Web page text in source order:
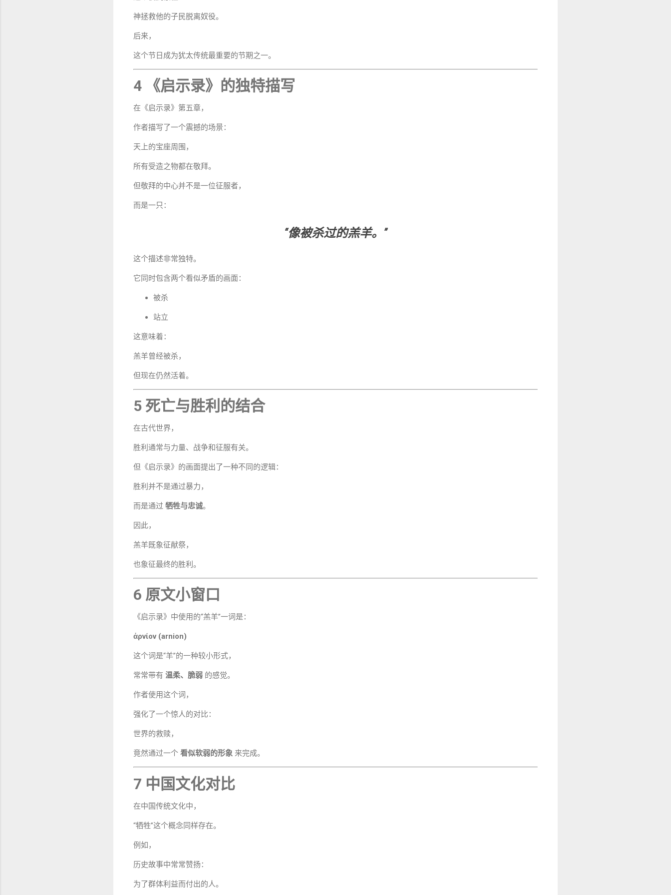
神拯救他的子民脱离奴役。
后来，
这个节日成为犹太传统最重要的节期之一。
4 《启示录》的独特描写
在《启示录》第五章，
作者描写了一个震撼的场景：
天上的宝座周围，
所有受造之物都在敬拜。
但敬拜的中心并不是一位征服者，
而是一只：
“像被杀过的羔羊。”
这个描述非常独特。
它同时包含两个看似矛盾的画面：
被杀
站立
这意味着：
羔羊曾经被杀，
但现在仍然活着。
5 死亡与胜利的结合
在古代世界，
胜利通常与力量、战争和征服有关。
但《启示录》的画面提出了一种不同的逻辑：
胜利并不是通过暴力，
而是通过 牺牲与忠诚。
因此，
羔羊既象征献祭，
也象征最终的胜利。
6 原文小窗口
《启示录》中使用的“羔羊”一词是：
ἀρνίον (arnion)
这个词是“羊”的一种较小形式，
常常带有 温柔、脆弱 的感觉。
作者使用这个词，
强化了一个惊人的对比：
世界的救赎，
竟然通过一个 看似软弱的形象 来完成。
7 中国文化对比
在中国传统文化中，
“牺牲”这个概念同样存在。
例如，
历史故事中常常赞扬：
为了群体利益而付出的人。